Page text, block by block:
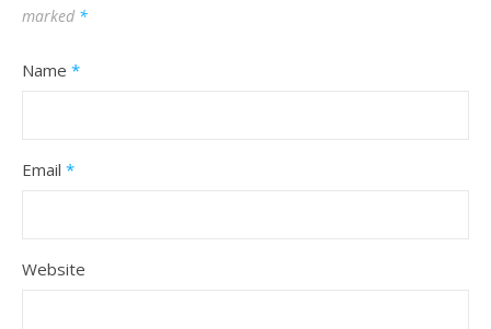
marked *
Name *
Email *
Website